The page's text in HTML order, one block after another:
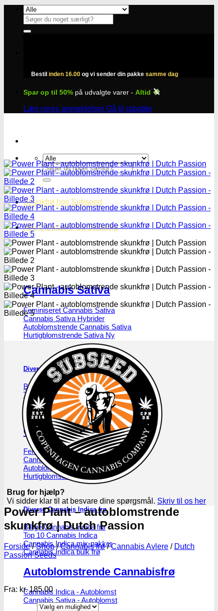
Fortsæt
indhold
Søg
efter:
Bestil inden 16.00 og vi sender din pakke samme dag
Spar op til 50% på udvalgte varer - Altid
Læs vores anmeldelser Gå til rabatter
Søg
efter:
Skunkfrø hos Subseed
Alle Cannabis -og Skunkfrø
Cannabis Sativa
Feminiseret Cannabis Sativa
Cannabis Sativa Hybrider
Autoblomstrende Cannabis Sativa
Hurtigblomstrende Sativa
Diverse Cannabis Sativa frø
Billige Cannabis Sativa frø
Top 10 Cannabis Sativa
Cannabis Sativa mix-pakker
Cannabis Sativa bulk frø
Cannabis Indica
Feminiseret Cannabis Indica
Cannabis Indica Hybrider
Autoblomstrende Cannabis Indica
Hurtigblomstrende Indica
Diverse Cannabis Indica frø
Billige Cannabis Indica frø
Top 10 Cannabis Indica
Cannabis Indica mix-pakker
Cannabis Indica bulk frø
Autoblomstrende Cannabisfrø
Cannabis Indica - Autoblomst
Cannabis Sativa - Autoblomst
Brug for hjælp?
Vi sidder klar til at besvare dine spørgsmål. Skriv til os her
Power Plant – autoblomstrende
skunkfrø | Dutch Passion
Forside / Shop / Cannabis frø / Cannabis Avlere / Dutch
Passion Seeds
Fra: kr.185.00